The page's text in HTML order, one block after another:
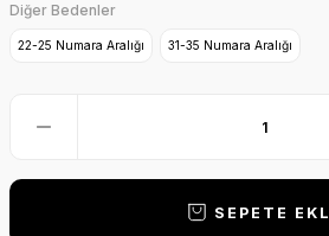
Diğer Bedenler
22-25 Numara Aralığı 31-35 Numara Aralığı
SEPETE